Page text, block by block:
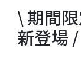
\ 期間
新登場 /